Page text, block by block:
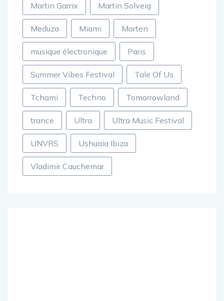
Martin Garrix Martin Solveig
Meduza Miami Morten
musique électronique Paris
Summer Vibes Festival Tale Of Us
Tchami Techno Tomorrowland
trance Ultra Ultra Music Festival
UNVRS Ushuaia Ibiza
Vladimir Cauchemar